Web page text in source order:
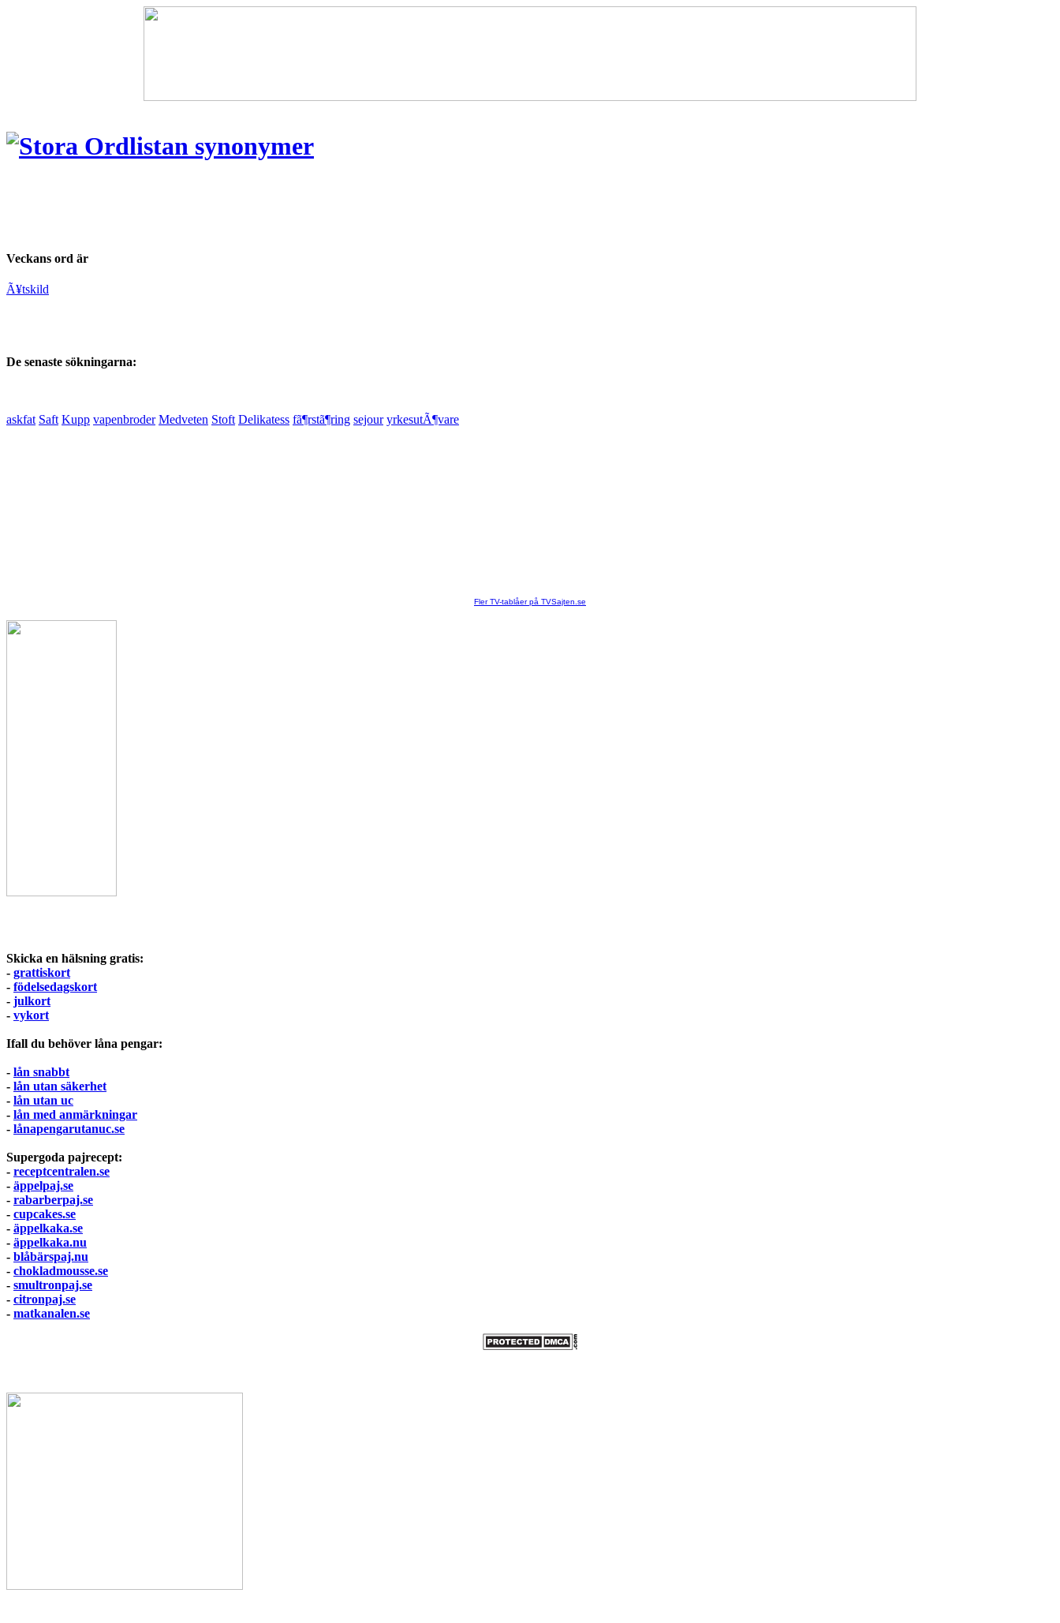
Veckans ord är
Ã¥tskild
De senaste sökningarna:
askfat Saft Kupp vapenbroder Medveten Stoft Delikatess fã¶rstã¶ring sejour yrkesutÃ¶vare
Fler TV-tablåer på TVSajten.se
Skicka en hälsning gratis:
- grattiskort
- födelsedagskort
- julkort
- vykort
Ifall du behöver låna pengar:
- lån snabbt
- lån utan säkerhet
- lån utan uc
- lån med anmärkningar
- lånapengarutanuc.se
Supergoda pajrecept:
- receptcentralen.se
- äppelpaj.se
- rabarberpaj.se
- cupcakes.se
- äppelkaka.se
- äppelkaka.nu
- blåbärspaj.nu
- chokladmousse.se
- smultronpaj.se
- citronpaj.se
- matkanalen.se